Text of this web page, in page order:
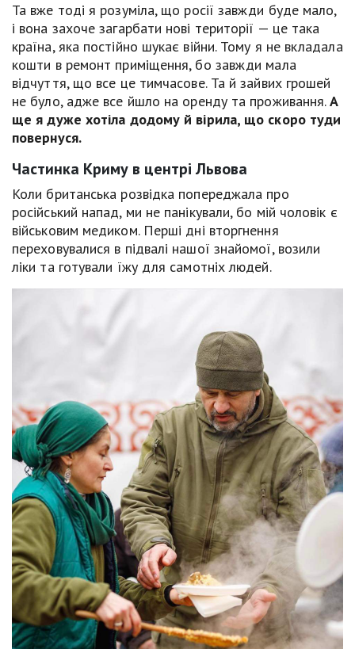
Та вже тоді я розуміла, що росії завжди буде мало,
і вона захоче загарбати нові території — це така
країна, яка постійно шукає війни. Тому я не вкладала
кошти в ремонт приміщення, бо завжди мала
відчуття, що все це тимчасове. Та й зайвих грошей
не було, адже все йшло на оренду та проживання.А
ще я дуже хотіла додому й вірила, що скоро туди
повернуся.
Частинка Криму в центрі Львова
Коли британська розвідка попереджала про
російський напад, ми не панікували, бо мій чоловік є
військовим медиком. Перші дні вторгнення
переховувалися в підвалі нашої знайомої, возили
ліки та готували їжу для самотніх людей.